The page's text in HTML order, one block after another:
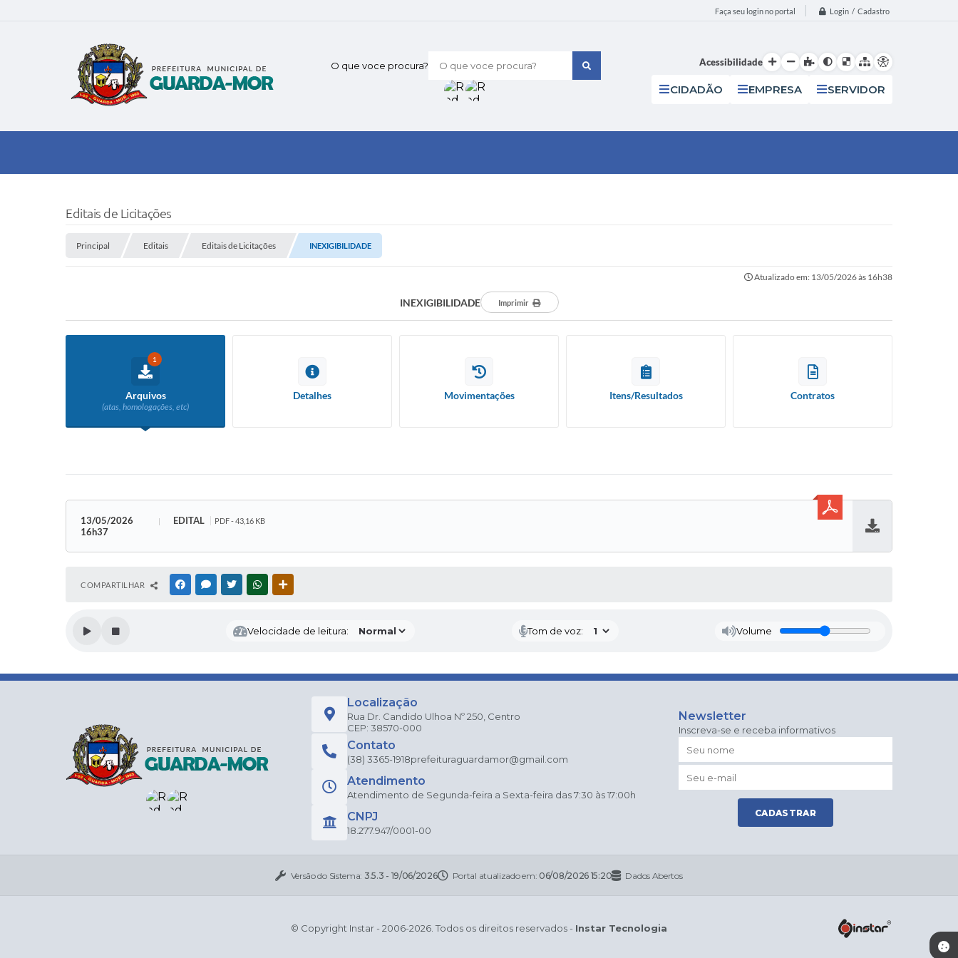
Faça seu login no portal Login / Cadastro
O que voce procura? Acessibilidade
CIDADÃO EMPRESA SERVIDOR
Editais de Licitações
Principal Editais Editais de Licitações INEXIGIBILIDADE
Atualizado em: 13/05/2026 às 16h38
INEXIGIBILIDADE Imprimir
1
Arquivos
(atas, homologações, etc)
Detalhes Movimentações Itens/Resultados Contratos
13/05/2026
16h37
EDITAL PDF - 43,16 KB
COMPARTILHAR FACEBOOKMESSENGER
TWITTERWHATSAPP
Velocidade de leitura: Tom de voz: Volume
Localização
Rua Dr. Candido Ulhoa Nº 250, Centro
CEP: 38570-000
Contato
(38) 3365-1918prefeituraguardamor@gmail.com
Atendimento
Atendimento de Segunda-feira a Sexta-feira das 7:30 às 17:00h
CNPJ
18.277.947/0001-00
Newsletter
Inscreva-se e receba informativos
CADASTRAR
Versão do Sistema: 3.5.3 - 19/06/2026 Portal atualizado em: 06/08/2026 15:20 Dados Abertos
© Copyright Instar - 2006-2026. Todos os direitos reservados - Instar Tecnologia